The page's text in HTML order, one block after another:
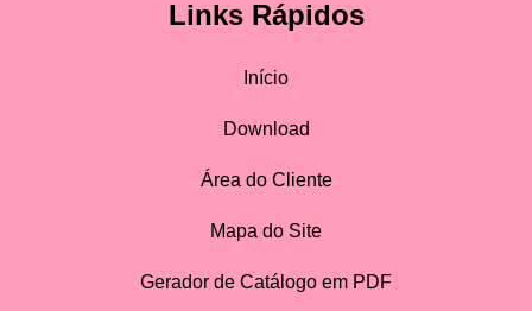
Links Rápidos
Início
Download
Área do Cliente
Mapa do Site
Gerador de Catálogo em PDF